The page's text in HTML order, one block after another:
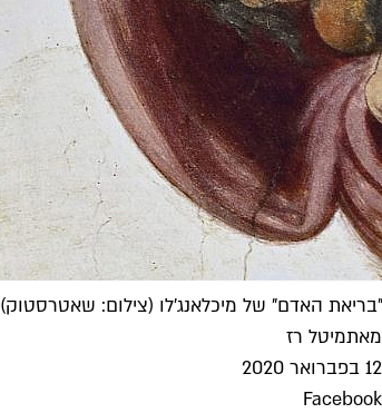
"בריאת האדם" של מיכלאנג'לו (צילום: שאטרסטוק)
מאתמיטל רז
12 בפברואר 2020
Facebook